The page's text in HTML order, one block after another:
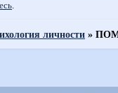
.
личности »